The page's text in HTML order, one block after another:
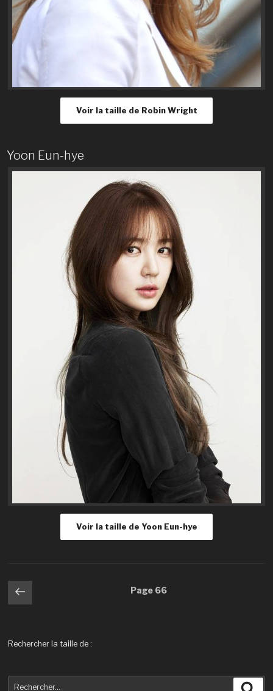
Voir la taille de Robin Wright
Yoon Eun-hye
Voir la taille de Yoon Eun-hye
Navigation
des
Page
précédente
Page 66
Rechercher la taille de :